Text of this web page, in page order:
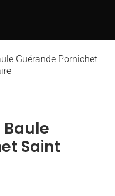
Guérande Pornichet
Baule
Saint